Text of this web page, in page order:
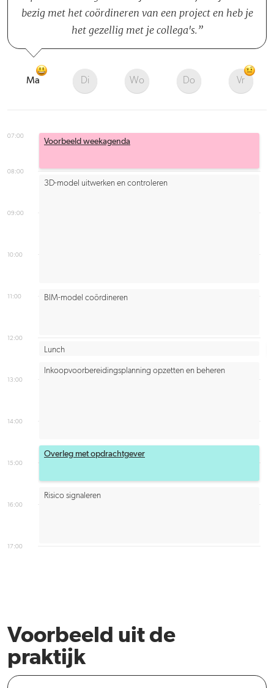
bezig met het coördineren van een project en heb je
het gezellig met je collega's.
Ma Di Wo Do Vr
07:00
08:00
09:00
10:00
11:00
12:00
13:00
14:00
15:00
16:00
17:00
Voorbeeld weekagenda
3D-model uitwerken en controleren
BIM-model coördineren
Lunch
Inkoopvoorbereidingsplanning opzetten en beheren
Risico signaleren
Overleg met opdrachtgever
Voorbeeld uit de
praktijk